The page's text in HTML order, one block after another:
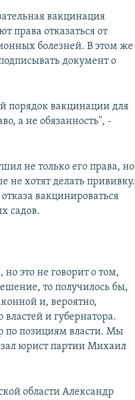
вакцинация
права отказаться от
болезней. В этом же
документ о
порядок вакцинации для
а не обязанность", -
не только его права, но
не хотят делать прививку.
вакцинироваться
садов.
это не говорит о том,
то получилось бы,
и, вероятно,
и губернатора.
по позициям власти. Мы
юрист партии Михаил
области Александр